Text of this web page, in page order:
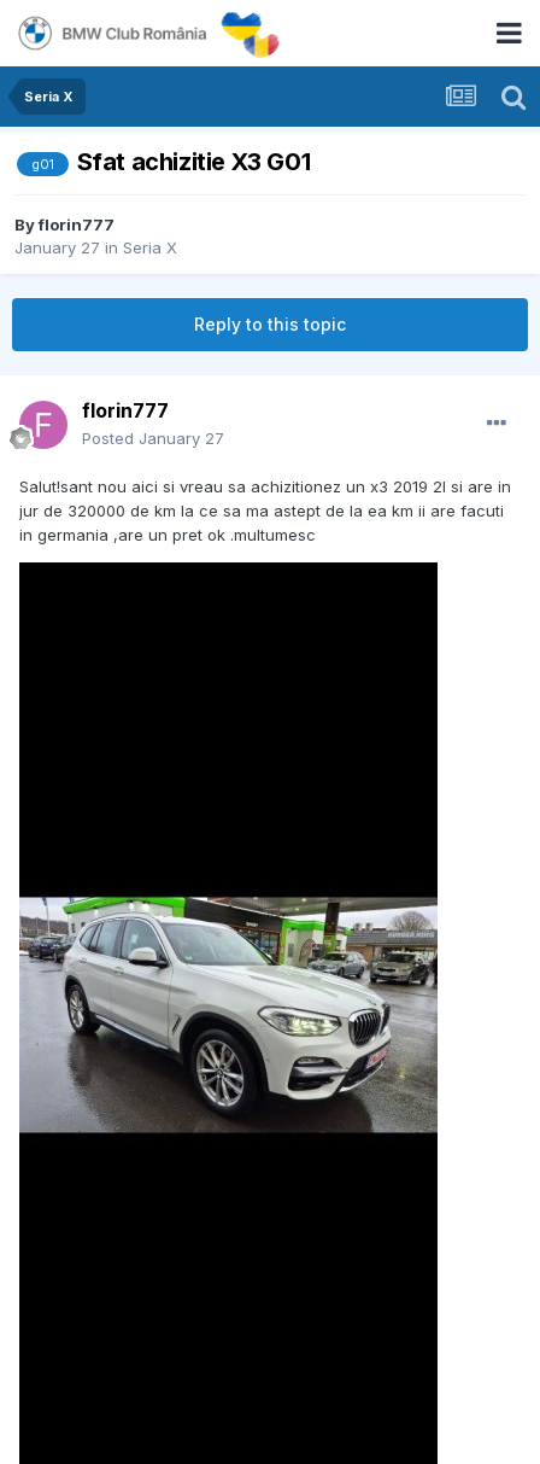
Seria X
g01 Sfat achizitie X3 G01
Byflorin777
January 27 in Seria X
Reply to this topic
florin777
Posted January 27
Salut!sant nou aici si vreau sa achizitionez un x3 2019 2l si are in
jur de 320000 de km la ce sa ma astept de la ea km ii are facuti
in germania ,are un pret ok .multumesc